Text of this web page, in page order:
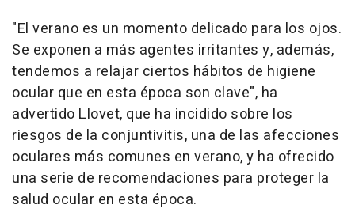
"El verano es un momento delicado para los ojos.
Se exponen a más agentes irritantes y, además,
tendemos a relajar ciertos hábitos de higiene
ocular que en esta época son clave", ha
advertido Llovet, que ha incidido sobre los
riesgos de la conjuntivitis, una de las afecciones
oculares más comunes en verano, y ha ofrecido
una serie de recomendaciones para proteger la
salud ocular en esta época.